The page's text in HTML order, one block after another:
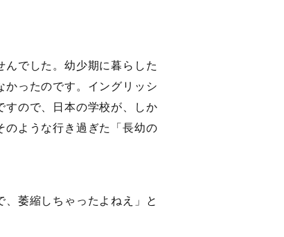
でした。幼少期に暮らした
かったのです。イングリッシ
すので、日本の学校が、しか
のような行き過ぎた「長幼の
萎縮しちゃったよねえ」と